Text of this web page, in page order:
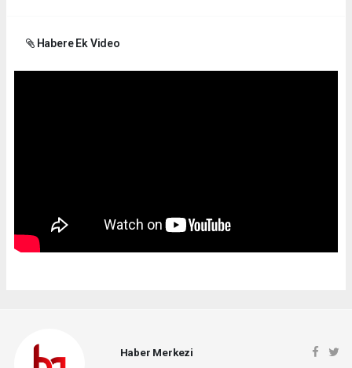
Habere Ek Video
Haber Merkezi